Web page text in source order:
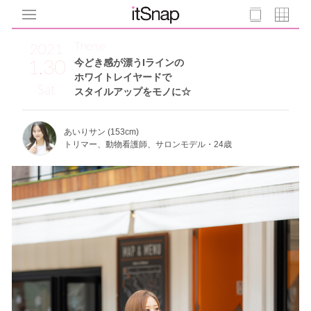
1.30
Sat
今どき感が漂うIラインの
ホワイトレイヤードで
スタイルアップをモノに☆
Theme
あいりサン (153cm)
トリマー、動物看護師、サロンモデル・24歳